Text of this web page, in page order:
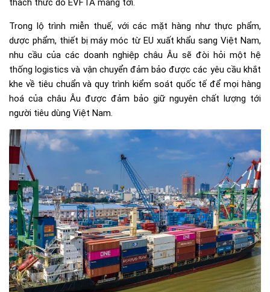
thách thức do EVFTA mang tới.
Trong lộ trình miễn thuế, với các mặt hàng như thực phẩm,
dược phẩm, thiết bị máy móc từ EU xuất khẩu sang Việt Nam,
nhu cầu của các doanh nghiệp châu Âu sẽ đòi hỏi một hệ
thống logistics và vận chuyển đảm bảo được các yêu cầu khắt
khe về tiêu chuẩn và quy trình kiểm soát quốc tế để mọi hàng
hoá của châu Âu được đảm bảo giữ nguyên chất lượng tới
người tiêu dùng Việt Nam.